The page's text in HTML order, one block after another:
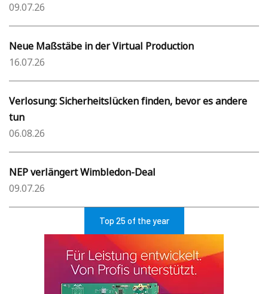
09.07.26
Neue Maßstäbe in der Virtual Production
16.07.26
Verlosung: Sicherheitslücken finden, bevor es andere
tun
06.08.26
NEP verlängert Wimbledon-Deal
09.07.26
Top 25 of the year